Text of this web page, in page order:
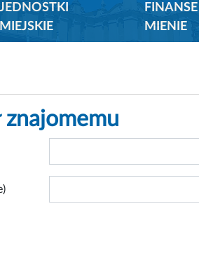
JEDNOSTKI
MIEJSKIE
FINANSE I
MIENIE
znajomemu